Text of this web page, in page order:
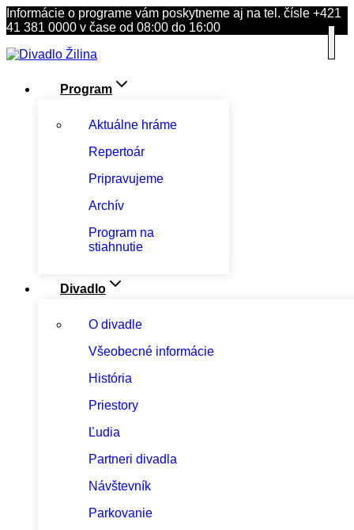
Skip
to
Informácie o programe vám poskytneme aj na tel. čísle +421
41 381 0000 v čase od 08:00 do 16:00
Program
Aktuálne hráme
Repertoár
Pripravujeme
Archív
Program na
stiahnutie
Divadlo
O divadle
Všeobecné informácie
História
Priestory
Ľudia
Partneri divadla
Návštevník
Parkovanie